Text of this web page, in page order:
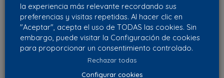
variaciones de carga.
Diferencias de las mantas filtrantes
frente a otras soluciones
No todas las soluciones de prefiltrado responden igual
la experiencia más relevante recordando sus
preferencias y visitas repetidas. Al hacer clic en
"Aceptar", acepta el uso de TODAS las cookies. Sin
embargo, puede visitar la Configuración de cookies
para proporcionar un consentimiento controlado.
Rechazar todas
Configurar cookies